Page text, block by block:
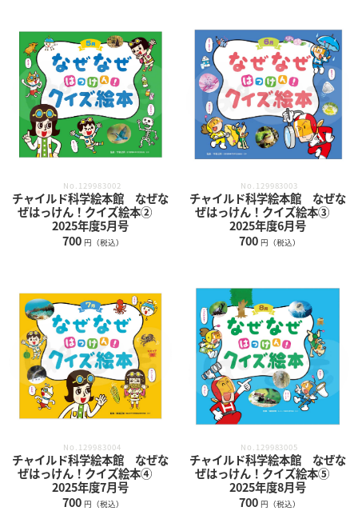
No.129983002
チャイルド科学絵本館 なぜな
ぜはっけん！クイズ絵本②
2025年度5月号
700 円（税込）
No.129983003
チャイルド科学絵本館 なぜな
ぜはっけん！クイズ絵本③
2025年度6月号
700 円（税込）
No.129983004
チャイルド科学絵本館 なぜな
ぜはっけん！クイズ絵本④
2025年度7月号
700 円（税込）
No.129983005
チャイルド科学絵本館 なぜな
ぜはっけん！クイズ絵本⑤
2025年度8月号
700 円（税込）